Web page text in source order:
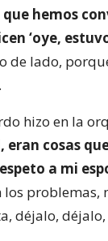
que hemos
‘oye,
de lado,
hizo en la
cosas
a mi
problemas,
déjalo,